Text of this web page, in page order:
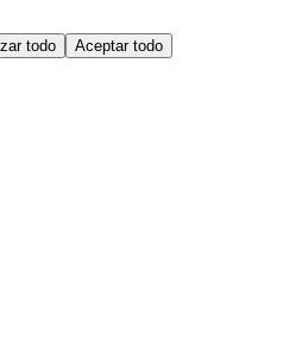
todo Aceptar todo